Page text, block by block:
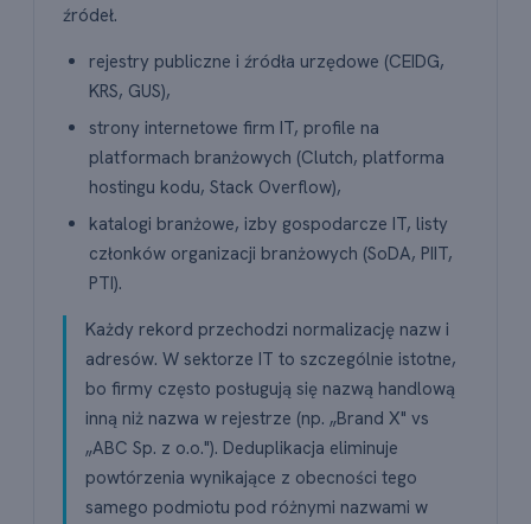
źródeł.
rejestry publiczne i źródła urzędowe (CEIDG,
KRS, GUS),
strony internetowe firm IT, profile na
platformach branżowych (Clutch, platforma
hostingu kodu, Stack Overflow),
katalogi branżowe, izby gospodarcze IT, listy
członków organizacji branżowych (SoDA, PIIT,
PTI).
Każdy rekord przechodzi normalizację nazw i
adresów. W sektorze IT to szczególnie istotne,
bo firmy często posługują się nazwą handlową
inną niż nazwa w rejestrze (np. „Brand X" vs
„ABC Sp. z o.o."). Deduplikacja eliminuje
powtórzenia wynikające z obecności tego
samego podmiotu pod różnymi nazwami w